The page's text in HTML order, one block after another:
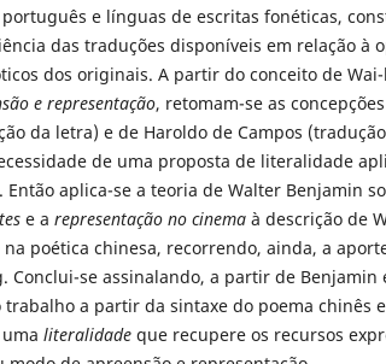
e línguas de escritas fonéticas,
das traduções disponíveis em relação à
dos originais. A partir do conceito de
e representação, retomam-se as
da letra) e de Haroldo de Campos
de uma proposta de literalidade
Então aplica-se a teoria de Walter Benjamin
e a representação no cinema à descrição de
na poética chinesa, recorrendo, ainda, a
Conclui-se assinalando, a partir de Benjamin
a partir da sintaxe do poema chinês
literalidade que recupere os recursos